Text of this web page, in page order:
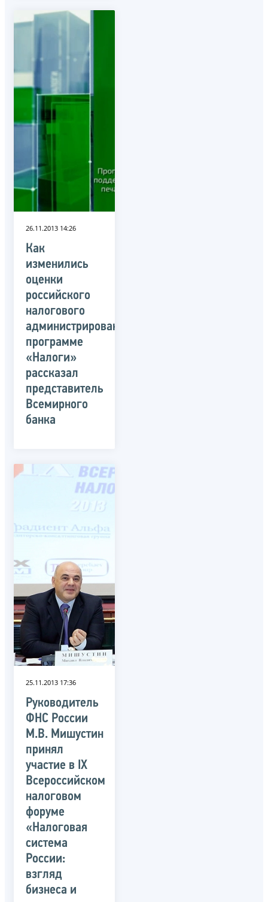
26.11.2013 14:26
Как
изменились
оценки
российского
налогового
администрирования,
программе
«Налоги»
рассказал
представитель
Всемирного
банка
25.11.2013 17:36
Руководитель
ФНС России
М.В. Мишустин
принял
участие в IX
Всероссийском
налоговом
форуме
«Налоговая
система
России:
взгляд
бизнеса и